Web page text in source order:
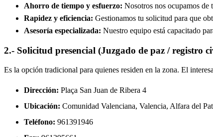
Ahorro de tiempo y esfuerzo: Nosotros nos ocupamos de
Rapidez y eficiencia: Gestionamos tu solicitud para que
Asesoría especializada: Nuestro equipo está capacitado
2.- Solicitud presencial (Juzgado de paz / registro
Es la opción tradicional para quienes residen en la zona. El
Dirección: Plaça San Juan de Ribera 4
Ubicación: Comunidad Valenciana, Valencia, Alfara del
Teléfono: 961391946